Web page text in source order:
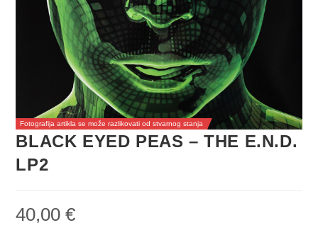
Fotografija artikla se može razlikovati od stvarnog stanja
BLACK EYED PEAS – THE E.N.D.
LP2
40,00€